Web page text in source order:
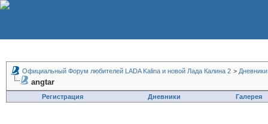
Официальный Форум любителей LADA Kalina и новой Лада Калина 2 > Дневники
angtar
Регистрация Дневники Галерея